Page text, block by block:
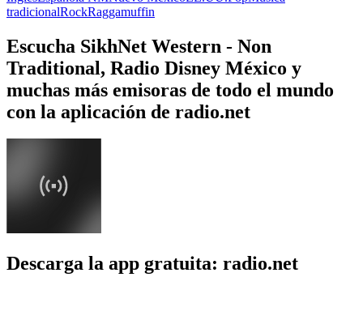
tradicionalRockRaggamuffin
Escucha SikhNet Western - Non
Traditional, Radio Disney México y
muchas más emisoras de todo el mundo
con la aplicación de radio.net
Descarga la app gratuita: radio.net